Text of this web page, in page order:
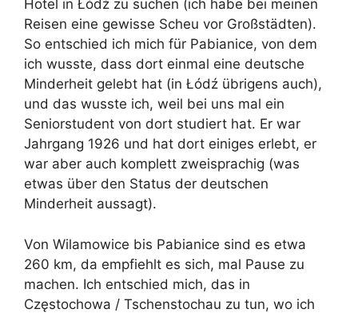
Hotel in Łódź zu suchen (ich habe bei meinen
Reisen eine gewisse Scheu vor Großstädten).
So entschied ich mich für Pabianice, von dem
ich wusste, dass dort einmal eine deutsche
Minderheit gelebt hat (in Łódź übrigens auch),
und das wusste ich, weil bei uns mal ein
Seniorstudent von dort studiert hat. Er war
Jahrgang 1926 und hat dort einiges erlebt, er
war aber auch komplett zweisprachig (was
etwas über den Status der deutschen
Minderheit aussagt).
Von Wilamowice bis Pabianice sind es etwa
260 km, da empfiehlt es sich, mal Pause zu
machen. Ich entschied mich, das in
Częstochowa / Tschenstochau zu tun, wo ich